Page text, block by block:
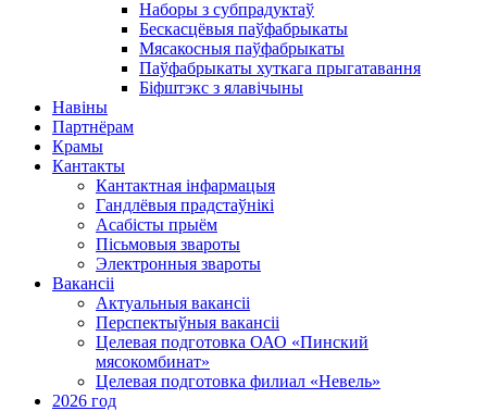
Наборы з субпрадуктаў
Бескасцёвыя паўфабрыкаты
Мясакосныя паўфабрыкаты
Паўфабрыкаты хуткага прыгатавання
Біфштэкс з ялавічыны
Навіны
Партнёрам
Крамы
Кантакты
Кантактная інфармацыя
Гандлёвыя прадстаўнікі
Асабісты прыём
Пісьмовыя звароты
Электронныя звароты
Вакансіі
Актуальныя вакансіі
Перспектыўныя вакансіі
Целевая подготовка ОАО «Пинский
мясокомбинат»
Целевая подготовка филиал «Невель»
2026 год